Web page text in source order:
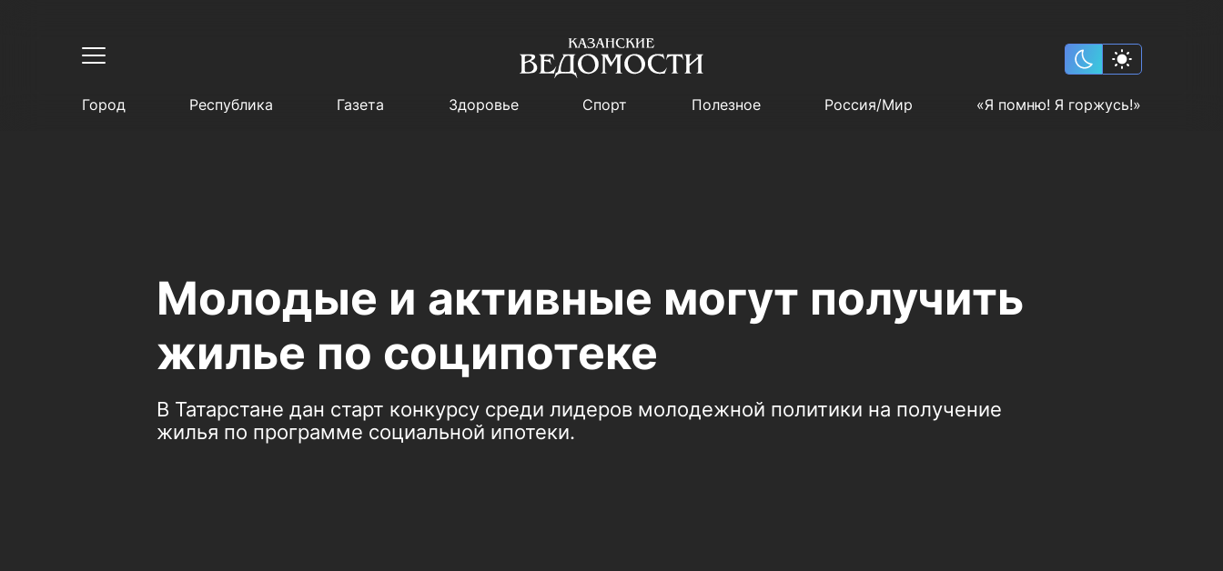
Город Республика Газета Здоровье Спорт Полезное Россия/Мир «Я помню! Я горжусь!»
Молодые и активные могут получить
жилье по соципотеке
В Татарстане дан старт конкурсу среди лидеров молодежной политики на получение
жилья по программе социальной ипотеки.